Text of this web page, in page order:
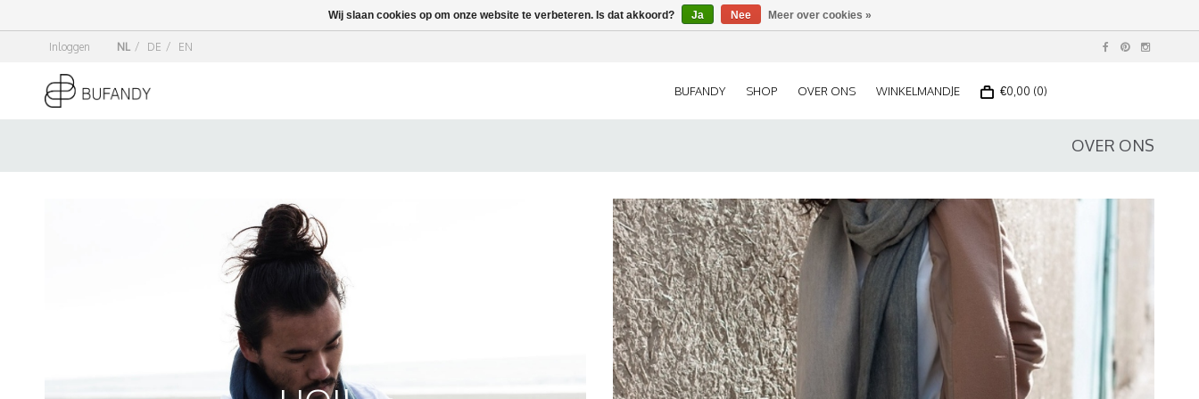
Inloggen NL / DE / EN
BUFANDY SHOP OVER ONS WINKELMANDJE €0,00 (0)
OVER ONS
Wij slaan cookies op om onze website te verbeteren. Is dat akkoord? Ja Nee Meer over cookies »